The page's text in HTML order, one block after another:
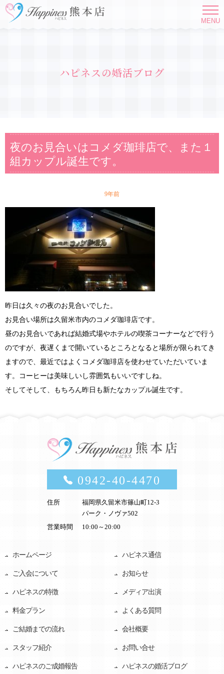
MENU
ハピネスの婚活ブログ
夜のお見合いはコメダ珈琲店で、また１
組カップル誕生です。
9年前
昨日は久々の夜のお見合いでした。
お見合い場所は久留米市内のコメダ珈琲店です。
昼のお見合いであれば結婚式場やホテルの喫茶コーナーなどで行う
のですが、夜遅くまで開いているところとなると場所が限られてき
ますので、最近ではよくコメダ珈琲店を使わせていただいていま
す。コーヒーは美味しいし雰囲気もいいですしね。
そしてそして、もちろん昨日も新たなカップル誕生です。
0942-40-4470
住所
福岡県久留米市篠山町12-3
パーク・ノヴァ502
営業時間
10:00～20:00
ホームページ
ご入会について
ハピネスの特徴
料金プラン
ご結婚までの流れ
スタッフ紹介
ハピネスのご成婚報告
ハピネス通信
お知らせ
メディア出演
よくある質問
会社概要
お問い合せ
ハピネスの婚活ブログ